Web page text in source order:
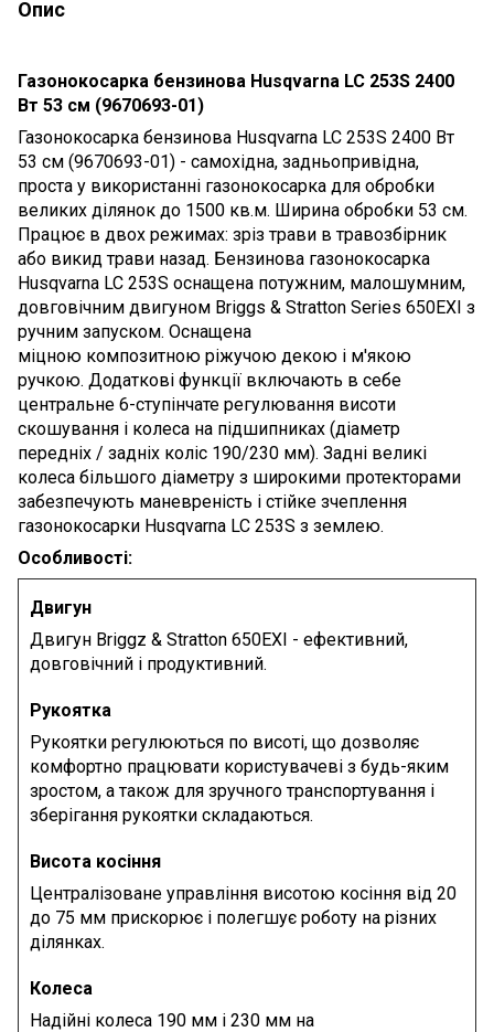
Опис
Газонокосарка бензинова Husqvarna LC 253S 2400
Вт 53 см (9670693-01)
Газонокосарка бензинова Husqvarna LC 253S 2400 Вт
53 см (9670693-01) - самохідна, задньопривідна,
проста у використанні газонокосарка для обробки
великих ділянок до 1500 кв.м. Ширина обробки 53 см.
Працює в двох режимах: зріз трави в травозбірник
або викид трави назад. Бензинова газонокосарка
Husqvarna LC 253S оснащена потужним, малошумним,
довговічним двигуном Briggs & Stratton Series 650EXI з
ручним запуском. Оснащена
міцною композитною ріжучою декою і м'якою
ручкою. Додаткові функції включають в себе
центральне 6-ступінчате регулювання висоти
скошування і колеса на підшипниках (діаметр
передніх / задніх коліс 190/230 мм). Задні великі
колеса більшого діаметру з широкими протекторами
забезпечують маневреність і стійке зчеплення
газонокосарки Husqvarna LC 253S з землею.
Особливості:
Двигун
Двигун Briggz & Stratton 650EXI - ефективний,
довговічний і продуктивний.
Рукоятка
Рукоятки регулюються по висоті, що дозволяє
комфортно працювати користувачеві з будь-яким
зростом, а також для зручного транспортування і
зберігання рукоятки складаються.
Висота косіння
Централізоване управління висотою косіння від 20
до 75 мм прискорює і полегшує роботу на різних
ділянках.
Колеса
Надійні колеса 190 мм і 230 мм на